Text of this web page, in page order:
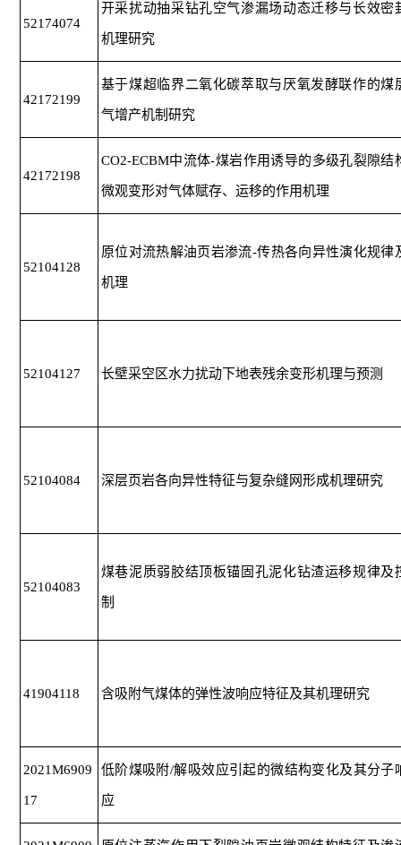
52174074
开采扰动抽采钻孔空气渗漏场动态迁移与长效密
机理研究
42172199
基于煤超临界二氧化碳萃取与厌氧发酵联作的煤
气增产机制研究
42172198
CO2-ECBM中流体-煤岩作用诱导的多级孔裂隙结
微观变形对气体赋存、运移的作用机理
52104128
原位对流热解油页岩渗流-传热各向异性演化规律
机理
52104127 长壁采空区水力扰动下地表残余变形机理与预测
52104084 深层页岩各向异性特征与复杂缝网形成机理研究
52104083
煤巷泥质弱胶结顶板锚固孔泥化钻渣运移规律及
制
41904118 含吸附气煤体的弹性波响应特征及其机理研究
2021M6909
17
低阶煤吸附/解吸效应引起的微结构变化及其分子
应